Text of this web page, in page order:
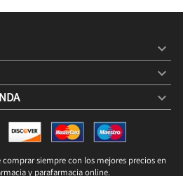
BARRA ALIVIO CALMANTE
COMPRAR


keyboard_arrow_down
siempre con los mejores precios en
y parafarmacia online.